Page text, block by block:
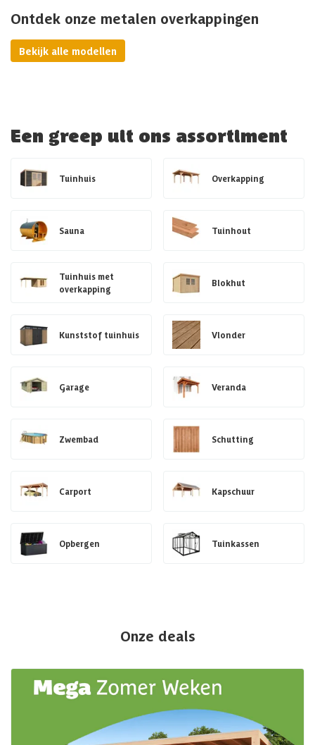
Ontdek onze metalen overkappingen
Bekijk alle modellen
Een greep uit ons assortiment
Tuinhuis Overkapping
Sauna Tuinhout
Tuinhuis met
overkapping
Blokhut
Kunststof tuinhuis Vlonder
Garage Veranda
Zwembad Schutting
Carport Kapschuur
Opbergen Tuinkassen
Onze deals